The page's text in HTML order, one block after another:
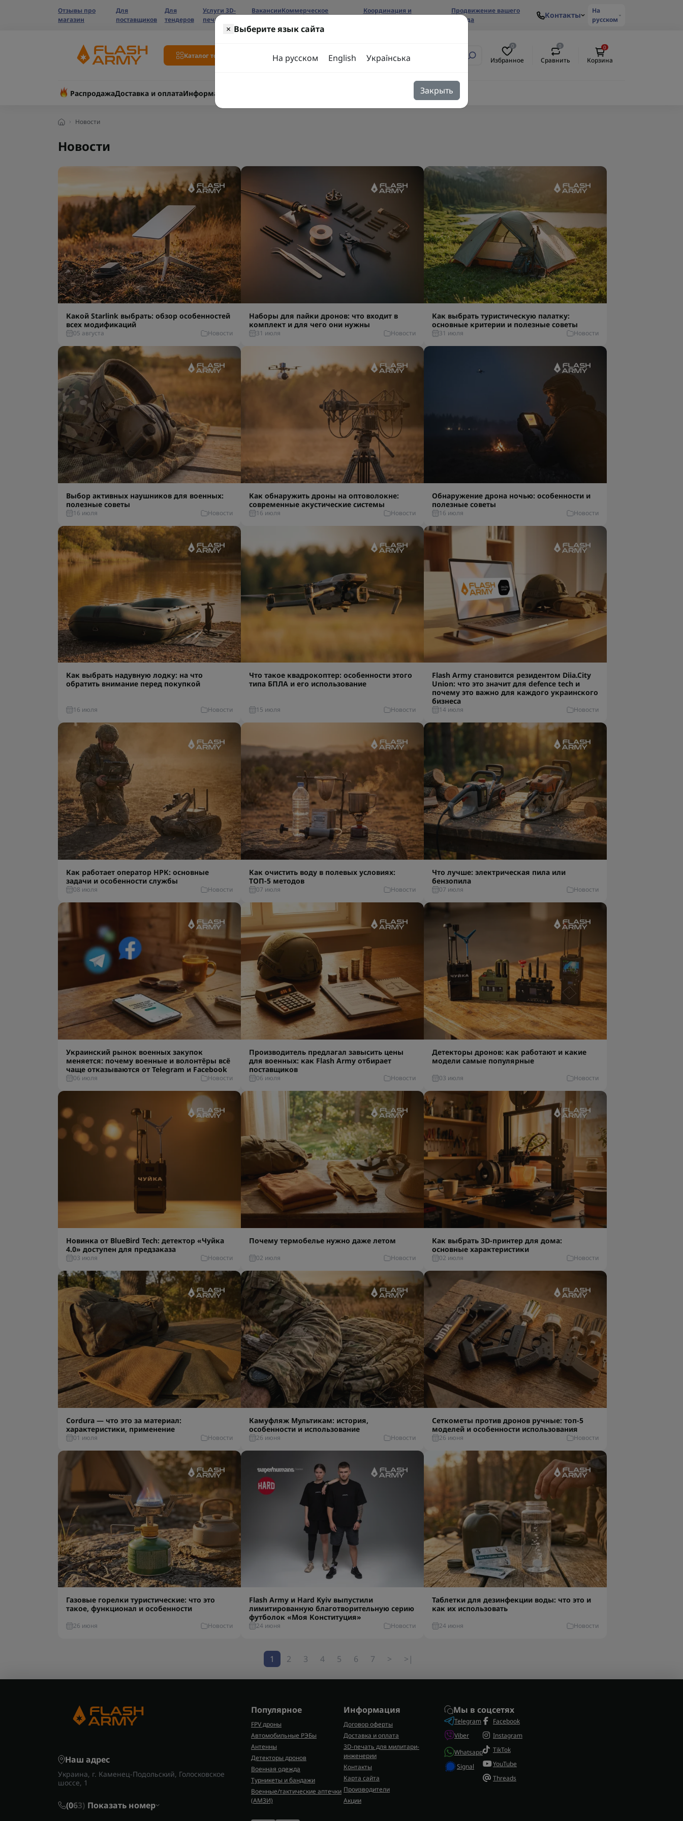
Отзывы про
магазин
Для
поставщиков
Для
тендеров
Услуги 3D-
печати
ВакансииКоммерческое
Координация и
Продвижение вашего
бренда
Контакты
На
русском
Каталог товаров
0
Избранное
0
Сравнить
0
Корзина
РаспродажаДоставка и оплатаИнформация
Новости
Новости
× Выберите язык сайта
На русском English Українська
Закрыть
Какой Starlink выбрать: обзор особенностей
всех модификаций
05 августа Новости
Наборы для пайки дронов: что входит в
комплект и для чего они нужны
31 июля Новости
Как выбрать туристическую палатку:
основные критерии и полезные советы
31 июля Новости
Выбор активных наушников для военных:
полезные советы
16 июля Новости
Как обнаружить дроны на оптоволокне:
современные акустические системы
16 июля Новости
Обнаружение дрона ночью: особенности и
полезные советы
16 июля Новости
Как выбрать надувную лодку: на что
обратить внимание перед покупкой
16 июля Новости
Что такое квадрокоптер: особенности этого
типа БПЛА и его использование
15 июля Новости
Flash Army становится резидентом Diia.City
Union: что это значит для defence tech и
почему это важно для каждого украинского
бизнеса
14 июля Новости
Как работает оператор НРК: основные
задачи и особенности службы
08 июля Новости
Как очистить воду в полевых условиях:
ТОП-5 методов
07 июля Новости
Что лучше: электрическая пила или
бензопила
07 июля Новости
Украинский рынок военных закупок
меняется: почему военные и волонтёры всё
чаще отказываются от Telegram и Facebook
06 июля Новости
Производитель предлагал завысить цены
для военных: как Flash Army отбирает
поставщиков
06 июля Новости
Детекторы дронов: как работают и какие
модели самые популярные
03 июля Новости
Новинка от BlueBird Tech: детектор «Чуйка
4.0» доступен для предзаказа
03 июля Новости
Почему термобелье нужно даже летом
02 июля Новости
Как выбрать 3D-принтер для дома:
основные характеристики
02 июля Новости
Cordura — что это за материал:
характеристики, применение
01 июля Новости
Камуфляж Мультикам: история,
особенности и использование
26 июня Новости
Сеткометы против дронов ручные: топ-5
моделей и особенности использования
26 июня Новости
Газовые горелки туристические: что это
такое, функционал и особенности
26 июня Новости
Flash Army и Hard Kyiv выпустили
лимитированную благотворительную серию
футболок «Моя Конституция»
24 июня Новости
Таблетки для дезинфекции воды: что это и
как их использовать
24 июня Новости
1 2 3 4 5 6 7 > >|
Наш адрес
Украина, г. Каменец-Подольский, Голосковское
шоссе, 1
(063) Показать номер
Популярное
FPV дроны
Автомобильные РЭБы
Антенны
Детекторы дронов
Военная одежда
Турникеты и бандажи
Военные/тактические аптечки
(AMЗИ)
Информация
Договор оферты
Доставка и оплата
3D-печать для милитари-
инженерии
Контакты
Карта сайта
Производители
Акции
Мы в соцсетях
Telegram
Viber
Whatsapp
Signal
Facebook
Instagram
TikTok
YouTube
Threads